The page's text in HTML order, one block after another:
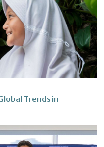
Trends in